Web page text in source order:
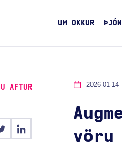
UM OKKUR
AFTUR 2026-01-14
vöru